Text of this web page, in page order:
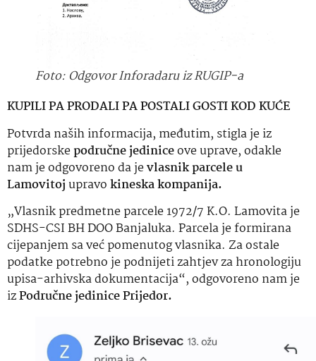
Foto: Odgovor Inforadaru iz RUGIP-a
KUPILI PA PRODALI PA POSTALI GOSTI KOD KUĆE
Potvrda naših informacija, međutim, stigla je iz
prijedorskepodručne jediniceove uprave, odakle
nam je odgovoreno da jevlasnik parcele u
Lamovitoj upravokineska kompanija.
„Vlasnik predmetne parcele 1972/7 K.O. Lamovita je
SDHS-CSI BH DOO Banjaluka. Parcela je formirana
cijepanjem sa već pomenutog vlasnika. Za ostale
podatke potrebno je podnijeti zahtjev za hronologiju
upisa-arhivska dokumentacija“, odgovoreno nam je
izPodručne jedinice Prijedor.